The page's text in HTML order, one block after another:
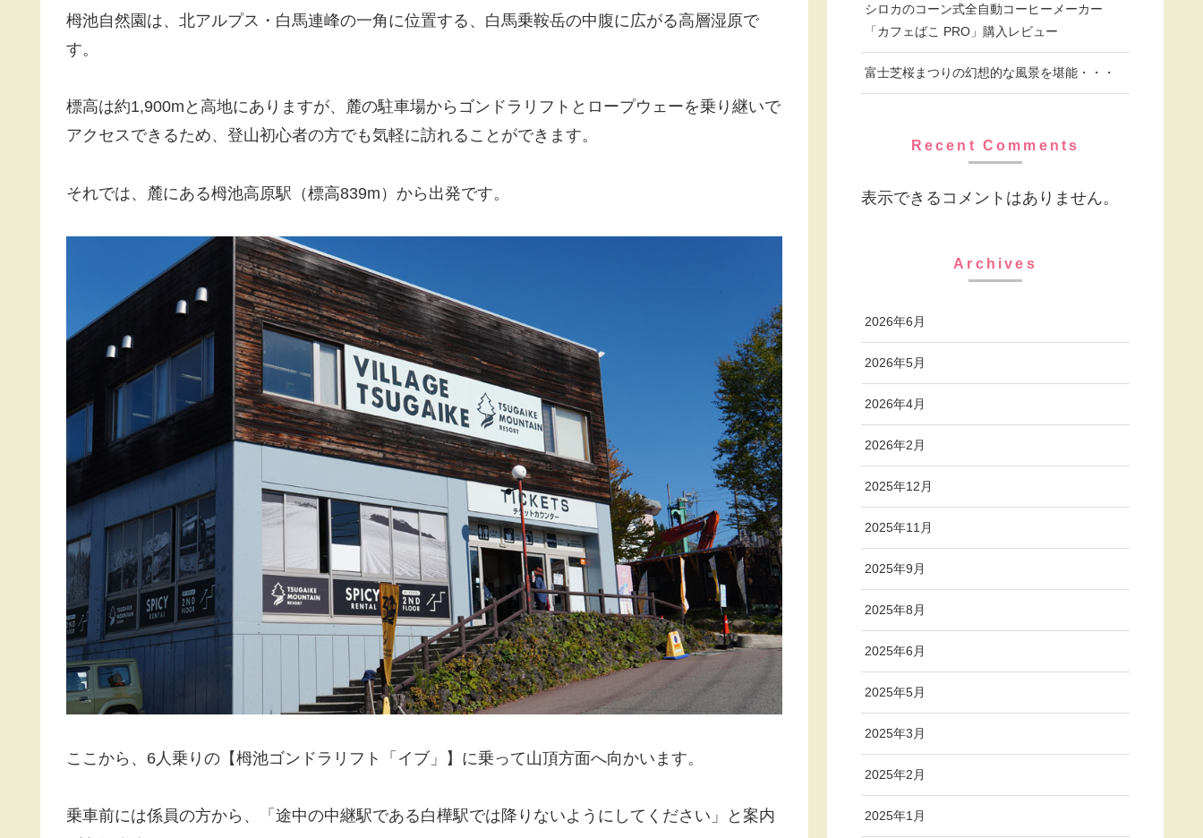
栂池自然園は、北アルプス・白馬連峰の一角に位置する、白馬乗鞍岳の中腹に広がる高層湿原で
す。
標高は約1,900mと高地にありますが、麓の駐車場からゴンドラリフトとロープウェーを乗り継いで
アクセスできるため、登山初心者の方でも気軽に訪れることができます。
それでは、麓にある栂池高原駅（標高839m）から出発です。
ここから、6人乗りの【栂池ゴンドラリフト「イブ」】に乗って山頂方面へ向かいます。
乗車前には係員の方から、「途中の中継駅である白樺駅では降りないようにしてください」と案内
シロカのコーン式全自動コーヒーメーカー
「カフェばこ PRO」購入レビュー
富士芝桜まつりの幻想的な風景を堪能・・・
Recent Comments
表示できるコメントはありません。
Archives
2026年6月
2026年5月
2026年4月
2026年2月
2025年12月
2025年11月
2025年9月
2025年8月
2025年6月
2025年5月
2025年3月
2025年2月
2025年1月